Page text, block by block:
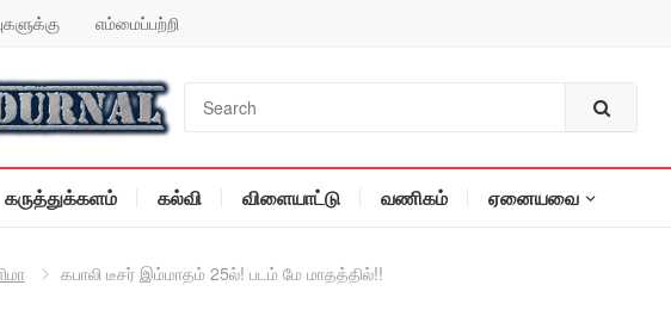
எம்மைப்பற்றி
கருத்துக்களம் கல்வி விளையாட்டு வணிகம் ஏனையவை
கபாலி டீசர் இம்மாதம் 25ல்! படம் மே மாதத்தில்!!